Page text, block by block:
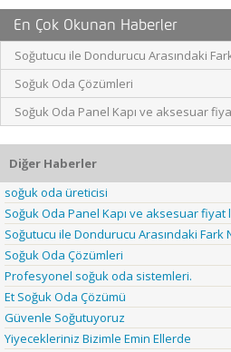
En Çok Okunan Haberler
Soğutucu ile Dondurucu Arasındaki
Soğuk Oda Çözümleri
Soğuk Oda Panel Kapı ve aksesuar
Diğer Haberler
soğuk oda üreticisi
Soğuk Oda Panel Kapı ve aksesuar fiyat
Soğutucu ile Dondurucu Arasındaki Fark
Soğuk Oda Çözümleri
Profesyonel soğuk oda sistemleri.
Et Soğuk Oda Çözümü
Güvenle Soğutuyoruz
Yiyecekleriniz Bizimle Emin Ellerde